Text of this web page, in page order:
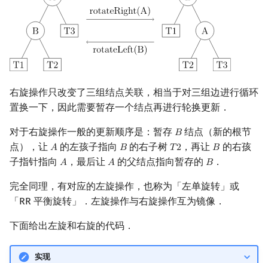
右旋操作只改变了三组结点关联，相当于对三组边进行循环
置换一下，因此需要暂存一个结点再进行轮换更新．
对于右旋操作一般的更新顺序是：暂存 𝐵
B 结点（新的根节
点），让 𝐴
A 的左孩子指向 𝐵
B 的右子树𝑇2
T2 ，再让 𝐵
B 的右孩
子指针指向 𝐴
A ，最后让 𝐴
A 的父结点指向暂存的 𝐵
B ．
完全同理，有对应的左旋操作，也称为「左单旋转」或
「RR 平衡旋转」．左旋操作与右旋操作互为镜像．
下面给出左旋和右旋的代码．
实现